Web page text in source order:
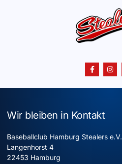
Wir bleiben in Kontakt
Baseballclub Hamburg Stealers e.V.
Langenhorst 4
22453 Hamburg